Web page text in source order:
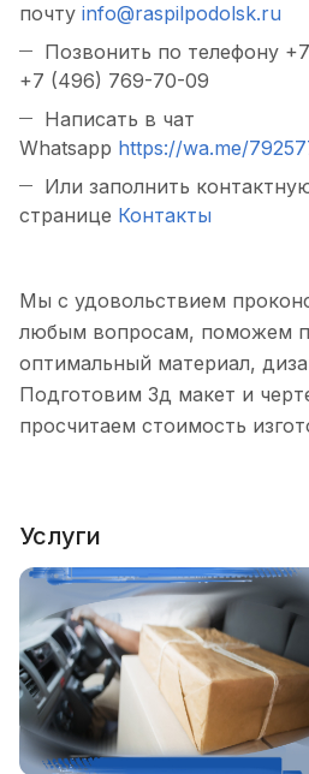
почту info@raspilpodolsk.ru
Позвонить по телефону
+7 (496) 769-70-09
Написать в чат
Whatsapp https://wa.me/
Или заполнить
странице Контакты
Мы с удовольствием
любым вопросам, поможем
оптимальный материал,
Подготовим 3д макет и
просчитаем стоимость
Услуги